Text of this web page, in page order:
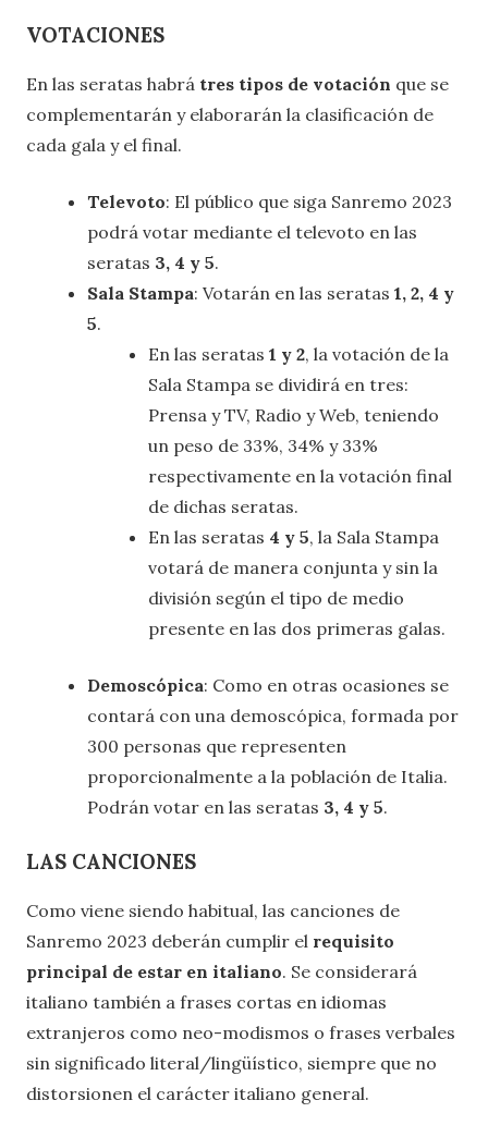
VOTACIONES
En las seratas habrá tres tipos de votación que se
complementarán y elaborarán la clasificación de
cada gala y el final.
Televoto: El público que siga Sanremo 2023
podrá votar mediante el televoto en las
seratas 3, 4 y 5.
Sala Stampa: Votarán en las seratas 1, 2, 4 y
5.
En las seratas 1 y 2, la votación de la
Sala Stampa se dividirá en tres:
Prensa y TV, Radio y Web, teniendo
un peso de 33%, 34% y 33%
respectivamente en la votación final
de dichas seratas.
En las seratas 4 y 5, la Sala Stampa
votará de manera conjunta y sin la
división según el tipo de medio
presente en las dos primeras galas.
Demoscópica: Como en otras ocasiones se
contará con una demoscópica, formada por
300 personas que representen
proporcionalmente a la población de Italia.
Podrán votar en las seratas 3, 4 y 5.
LAS CANCIONES
Como viene siendo habitual, las canciones de
Sanremo 2023 deberán cumplir el requisito
principal de estar en italiano. Se considerará
italiano también a frases cortas en idiomas
extranjeros como neo-modismos o frases verbales
sin significado literal/lingüístico, siempre que no
distorsionen el carácter italiano general.